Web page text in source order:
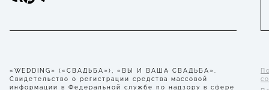
«WEDDING» («СВАДЬБА»), «ВЫ И ВАША СВАДЬБА».
Свидетельство о регистрации средства массовой
информации в Федеральной службе по надзору в сфере